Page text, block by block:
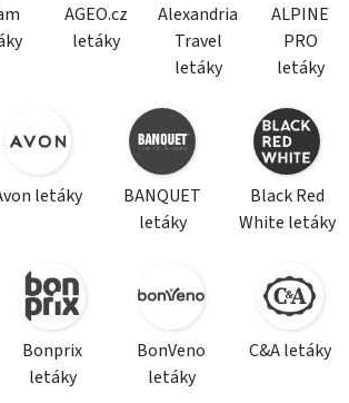
AGEO.cz
letáky
Alexandria
Travel
letáky
ALPINE
PRO
letáky
letáky
BANQUET
letáky
Black Red
White letáky
Bonprix
letáky
BonVeno
letáky
C&A letáky